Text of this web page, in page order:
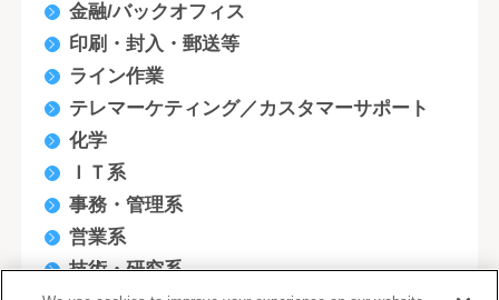
金融/バックオフィス
印刷・封入・郵送等
ライン作業
テレマーケティング／カスタマーサポート
化学
ＩＴ系
事務・管理系
営業系
技術・研究系